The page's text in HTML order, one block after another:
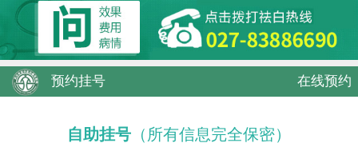
预约挂号 在线预约
自助挂号 （所有信息完全保密）